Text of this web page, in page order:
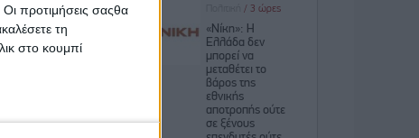
Οι προτιμήσεις σαςθα
τη
στο κουμπί
τις